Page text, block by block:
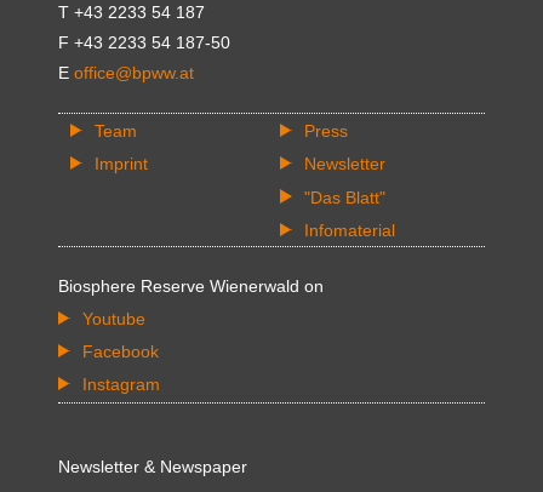
T +43 2233 54 187
F +43 2233 54 187-50
E office@bpww.at
Team
Imprint
Press
Newsletter
"Das Blatt"
Infomaterial
Biosphere Reserve Wienerwald on
Youtube
Facebook
Instagram
Newsletter & Newspaper